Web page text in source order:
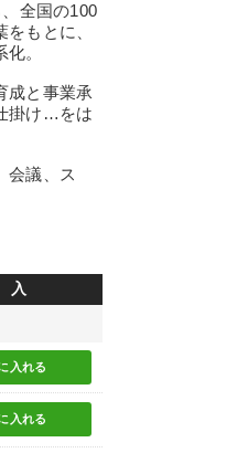
全国の100
もとに、
。
成と事業承
掛け…をは
会議、ス
入
入れる
入れる